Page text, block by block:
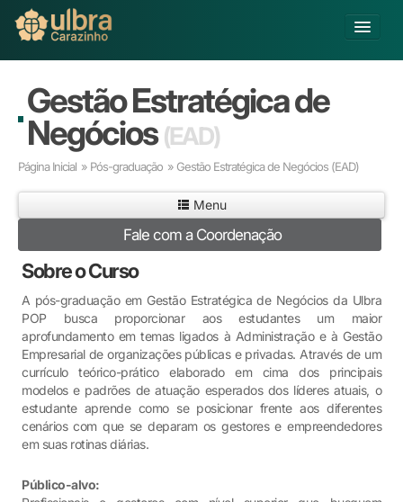
Buscar
Já sou Aluno
Matricule-se
Educação Básica
Pós-graduação
Educação a Distância
Pesquisa
Extensão
Infraestrutura e Serviços
Inovação
Sobre a ULBRA
Gestão Estratégica de
Negócios(EAD)
Página Inicial » Pós-graduação » Gestão Estratégica de Negócios (EAD)
Menu
Fale com a Coordenação
Sobre o Curso
A pós-graduação em Gestão Estratégica de Negócios da Ulbra
POP busca proporcionar aos estudantes um maior
aprofundamento em temas ligados à Administração e à Gestão
Empresarial de organizações públicas e privadas. Através de um
currículo teórico-prático elaborado em cima dos principais
modelos e padrões de atuação esperados dos líderes atuais, o
estudante aprende como se posicionar frente aos diferentes
cenários com que se deparam os gestores e empreendedores
em suas rotinas diárias.
Público-alvo: